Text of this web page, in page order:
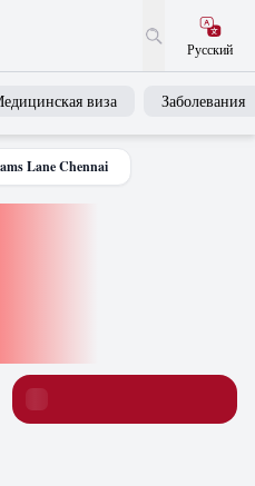
Русский
виза Заболевания
Lane Chennai